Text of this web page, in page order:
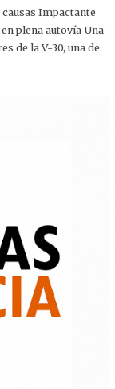
causas Impactante
plena autovía Una
de la V-30, una de